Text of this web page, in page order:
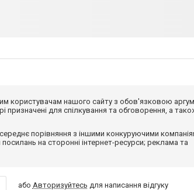
користувачам нашого сайту з обов'язковою
для спілкування та обговорення, а
порівняння з іншими конкуруючими
на сторонні інтернет-ресурси; реклама та
або Авторизуйтесь для написання відгуку